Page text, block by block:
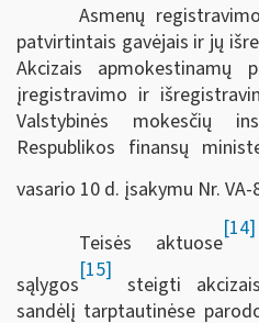
Asmenų
patvirtintais gavėjais ir jų
Akcizais apmokestinamų
įregistravimo ir
Valstybinės mokesčių
Respublikos finansų
vasario 10 d. įsakymu Nr. VA-
Teisės aktuose
[14]
sąlygos
[15]
steigti
sandėlį tarptautinėse